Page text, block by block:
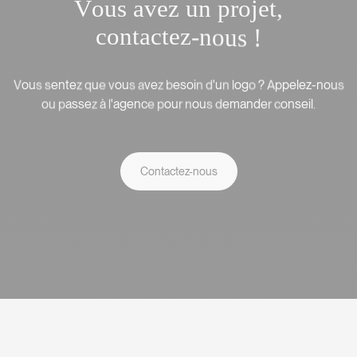
Vous avez un projet,
contactez-nous !
Voussentezquevousavez besoin d'un logo?Appelez-nous
ou passezà l'agence pour nous demanderconseil.
Contactez-nous